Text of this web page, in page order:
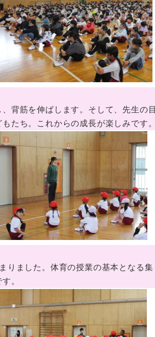
背筋を伸ばします。そして、先生の目
たち。これからの成長が楽しみです。
りました。体育の授業の基本となる集
。